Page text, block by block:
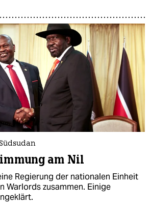
am Nil
Regierung der nationalen Einheit
Warlords zusammen. Einige